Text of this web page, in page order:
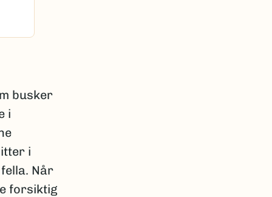
busker
i
i
Når
forsiktig